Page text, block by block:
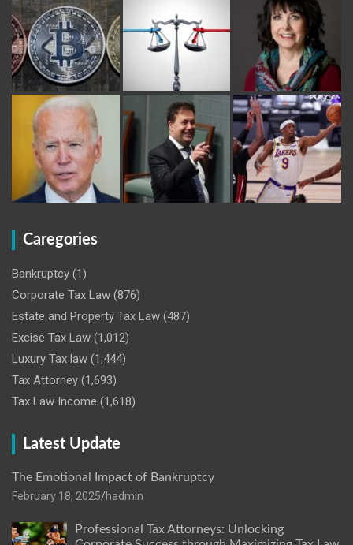
Caregories
Bankruptcy (1)
Corporate Tax Law (876)
Estate and Property Tax Law (487)
Excise Tax Law (1,012)
Luxury Tax law (1,444)
Tax Attorney (1,693)
Tax Law Income (1,618)
Latest Update
The Emotional Impact of Bankruptcy
February 18, 2025 hadmin
Professional Tax Attorneys: Unlocking